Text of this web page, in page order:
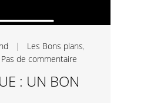
| Les Bons plans,
Pas de commentaire
: UN BON